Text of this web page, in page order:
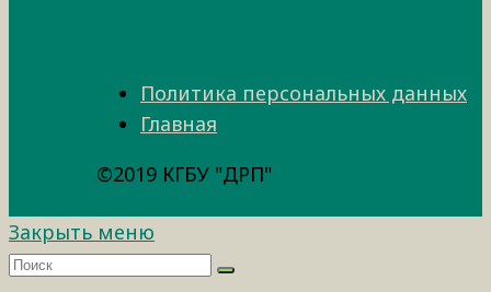
Политика персональных данных
Главная
©2019 КГБУ "ДРП"
Закрыть меню